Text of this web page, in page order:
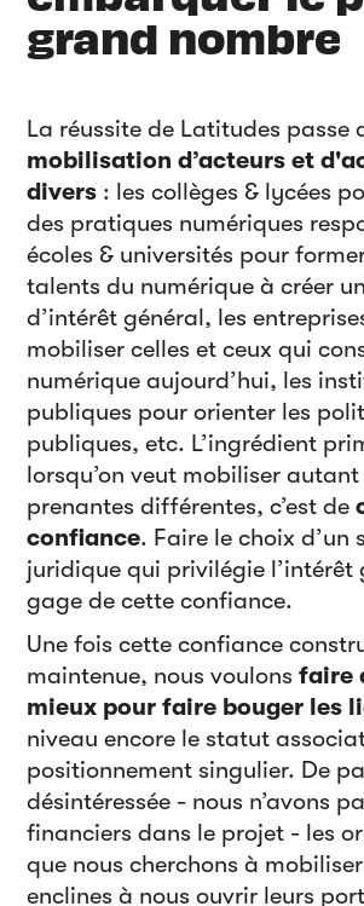
grand nombre
La réussite de Latitudes passe
mobilisation d’acteurs et
divers : les collèges & lycées
des pratiques numériques
écoles & universités pour
talents du numérique à créer
d’intérêt général, les
mobiliser celles et ceux qui
numérique aujourd’hui, les
publiques pour orienter les
publiques, etc. L’ingrédient
lorsqu’on veut mobiliser
prenantes différentes, c’est de
confiance. Faire le choix d’un
juridique qui privilégie l’intérêt
gage de cette confiance.
Une fois cette confiance
maintenue, nous voulonsfaire
mieux pour faire bouger les
niveau encore le statut
positionnement singulier. De
désintéressée - nous n’avons
financiers dans le projet - les
que nous cherchons à
enclines à nous ouvrir leurs